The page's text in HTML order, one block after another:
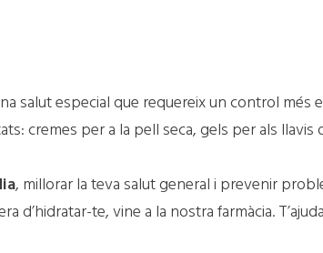
especial que requereix un control més
cremes per a la pell seca, gels per als
, millorar la teva salut general i prevenir
d’hidratar-te, vine a la nostra farmàcia.